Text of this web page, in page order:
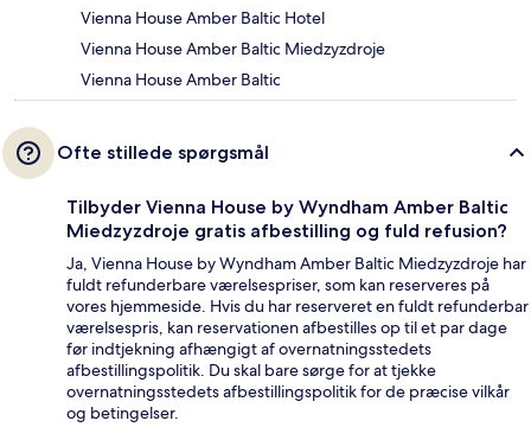
Vienna House Amber Baltic Hotel
Vienna House Amber Baltic Miedzyzdroje
Vienna House Amber Baltic
Ofte stillede spørgsmål
Tilbyder Vienna House by Wyndham Amber Baltic
Miedzyzdroje gratis afbestilling og fuld refusion?
Ja, Vienna House by Wyndham Amber Baltic Miedzyzdroje har
fuldt refunderbare værelsespriser, som kan reserveres på
vores hjemmeside. Hvis du har reserveret en fuldt refunderbar
værelsespris, kan reservationen afbestilles op til et par dage
før indtjekning afhængigt af overnatningsstedets
afbestillingspolitik. Du skal bare sørge for at tjekke
overnatningsstedets afbestillingspolitik for de præcise vilkår
og betingelser.